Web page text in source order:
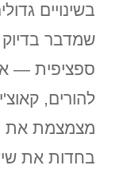
בשינויים
שמדבר
ספציפית —
להורים,
מצמצמת את
בחדות את